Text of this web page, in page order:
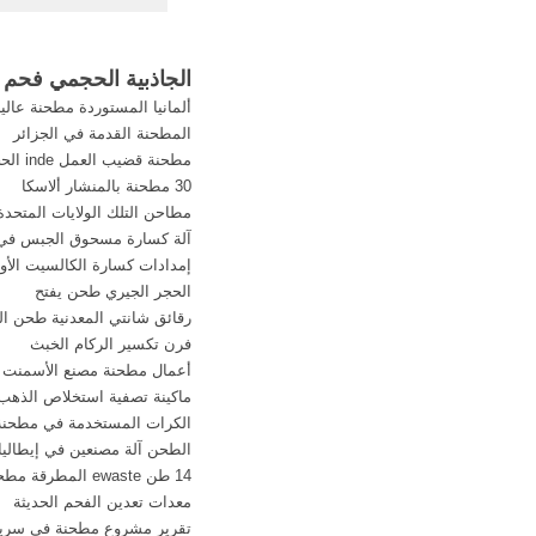
بسبطة بناءا على
قدرة المضخة
بالباسكال*معدل
بالمتر ...
الجاذبية الحجمي
ألمانيا المستوردة مطحنة
المطحنة القدمة في الجزائر
مطحنة قضيب العمل inde الحجر الجيري
30 مطحنة بالمنشار ألاسكا
مطاحن التلك الولايات
آلة كسارة مسحوق الجبس في
إمدادات كسارة الكالسيت
الحجر الجيري طحن يفتح
رقائق شانتي المعدنية طحن
فرن تكسير الركام الخبث
أعمال مطحنة مصنع الأسمنت
ماكينة تصفية استخلاص
الكرات المستخدمة في مطحنة
الطحن آلة مصنعين في إيطاليا
14 طن ewaste المطرقة مطحنة
معدات تعدين الفحم الحديثة
تقرير مشروع مطحنة في